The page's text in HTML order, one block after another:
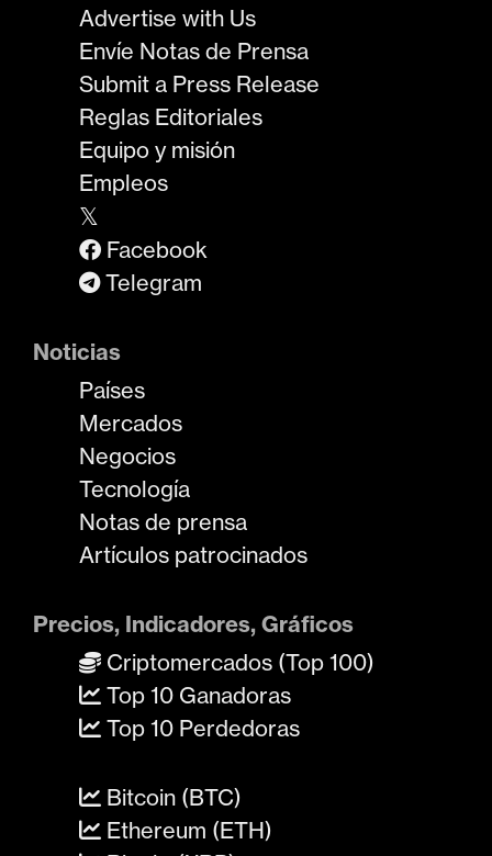
Advertise with Us
Envíe Notas de Prensa
Submit a Press Release
Reglas Editoriales
Equipo y misión
Empleos
𝕏
Facebook
Telegram
Noticias
Países
Mercados
Negocios
Tecnología
Notas de prensa
Artículos patrocinados
Precios, Indicadores, Gráficos
Criptomercados (Top 100)
Top 10 Ganadoras
Top 10 Perdedoras
Bitcoin (BTC)
Ethereum (ETH)